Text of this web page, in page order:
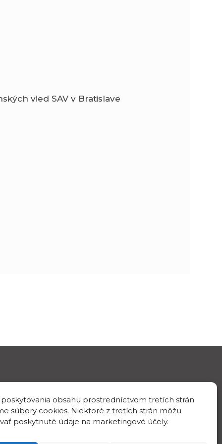
poskytovania obsahu prostredníctvom tretích strán
súbory cookies. Niektoré z tretích strán môžu
poskytnuté údaje na marketingové účely.
vied SAV v Bratislave
IČO/DIČ
IČO: 00398144
DIČ: 2020894843